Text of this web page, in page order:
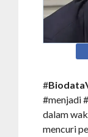
#
#menjadi
dalam
mencuri